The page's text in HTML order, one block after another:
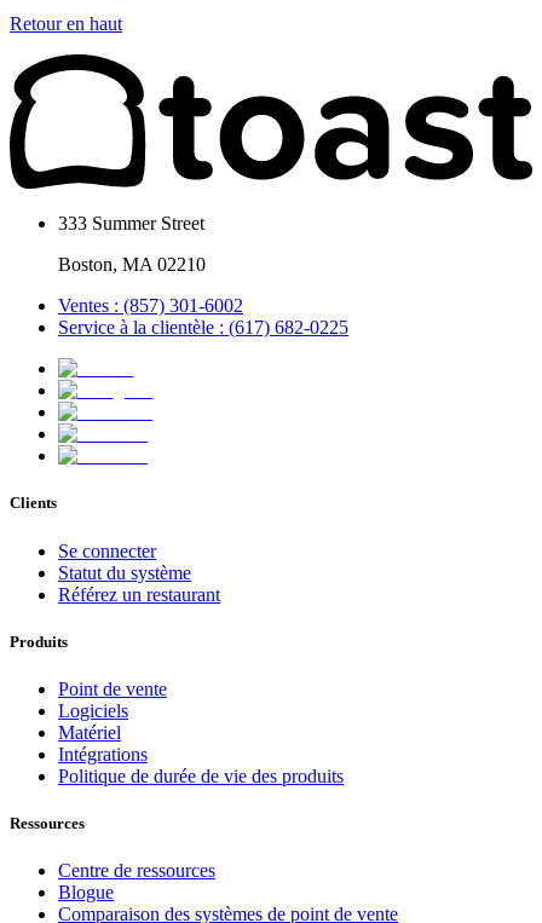
Retour en haut
333 Summer Street
Boston, MA 02210
Ventes : (857) 301-6002
Service à la clientèle : (617) 682-0225
Clients
Se connecter
Statut du système
Référez un restaurant
Produits
Point de vente
Logiciels
Matériel
Intégrations
Politique de durée de vie des produits
Ressources
Centre de ressources
Blogue
Comparaison des systèmes de point de vente